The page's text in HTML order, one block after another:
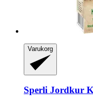
Varukorg
Sperli Jordkur